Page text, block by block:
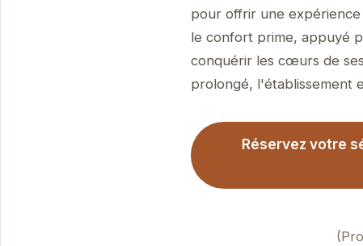
pour offrir une
le confort prime, appuyé
conquérir les cœurs de
prolongé, l'établissement
Réservez votre